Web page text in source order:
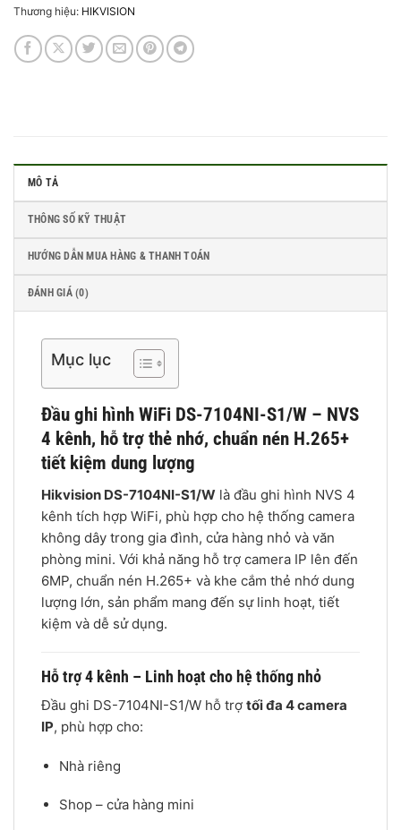
Thương hiệu: HIKVISION
MÔ TẢ
THÔNG SỐ KỸ THUẬT
HƯỚNG DẪN MUA HÀNG & THANH TOÁN
ĐÁNH GIÁ (0)
Mục lục
Đầu ghi hình WiFi DS-7104NI-S1/W – NVS
4 kênh, hỗ trợ thẻ nhớ, chuẩn nén H.265+
tiết kiệm dung lượng
Hikvision DS-7104NI-S1/W là đầu ghi hình NVS 4
kênh tích hợp WiFi, phù hợp cho hệ thống camera
không dây trong gia đình, cửa hàng nhỏ và văn
phòng mini. Với khả năng hỗ trợ camera IP lên đến
6MP, chuẩn nén H.265+ và khe cắm thẻ nhớ dung
lượng lớn, sản phẩm mang đến sự linh hoạt, tiết
kiệm và dễ sử dụng.
Hỗ trợ 4 kênh – Linh hoạt cho hệ thống nhỏ
Đầu ghi DS-7104NI-S1/W hỗ trợ tối đa 4 camera
IP, phù hợp cho:
Nhà riêng
Shop – cửa hàng mini